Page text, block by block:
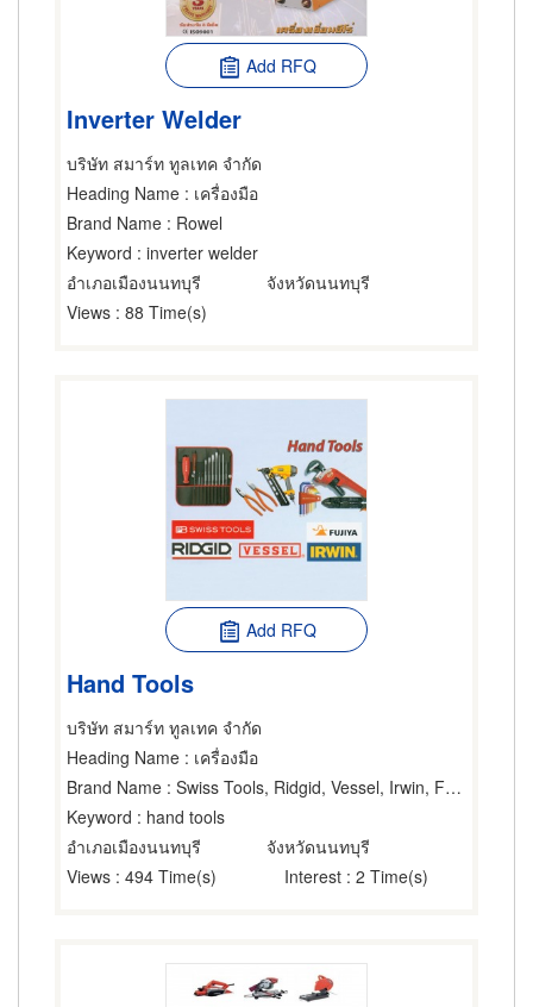
Add RFQ
Inverter Welder
บริษัท สมาร์ท ทูลเทค จำกัด
Heading Name : เครื่องมือ
Brand Name : Rowel
Keyword : inverter welder
อำเภอเมืองนนทบุรี
จังหวัดนนทบุรี
Views : 88 Time(s)
Add RFQ
Hand Tools
บริษัท สมาร์ท ทูลเทค จำกัด
Heading Name : เครื่องมือ
Brand Name : Swiss Tools, Ridgid, Vessel, Irwin, Fujiya
Keyword : hand tools
อำเภอเมืองนนทบุรี
จังหวัดนนทบุรี
Views : 494 Time(s) Interest : 2 Time(s)